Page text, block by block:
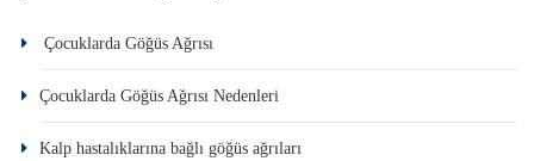
Çocuklarda Göğüs Ağrısı
Çocuklarda Göğüs Ağrısı Nedenleri
Kalp hastalıklarına bağlı göğüs ağrıları